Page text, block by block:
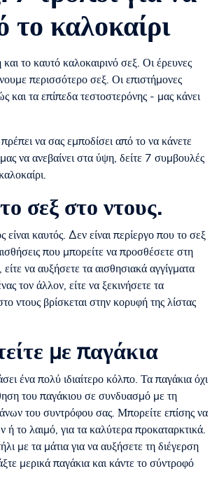
το καλοκαίρι
το καυτό καλοκαιρινό σεξ. Οι έρευνες
περισσότερο σεξ. Οι επιστήμονες
και τα επίπεδα τεστοστερόνης - μας κάνει
να σας εμποδίσει από το να κάνετε
να ανεβαίνει στα ύψη, δείτε 7 συμβουλές
σεξ στο ντους.
είναι καυτός. Δεν είναι περίεργο που το σεξ
που μπορείτε να προσθέσετε στη
να αυξήσετε τα αισθησιακά αγγίγματα
τον άλλον, είτε να ξεκινήσετε τα
ντους βρίσκεται στην κορυφή της λίστας
με παγάκια
ένα πολύ ιδιαίτερο κόλπο. Τα παγάκια όχι
του παγάκιου σε συνδυασμό με τη
του συντρόφου σας. Μπορείτε επίσης να
το λαιμό, για τα καλύτερα προκαταρκτικά.
με τα μάτια για να αυξήσετε τη διέγερση
μερικά παγάκια και κάντε το σύντροφό